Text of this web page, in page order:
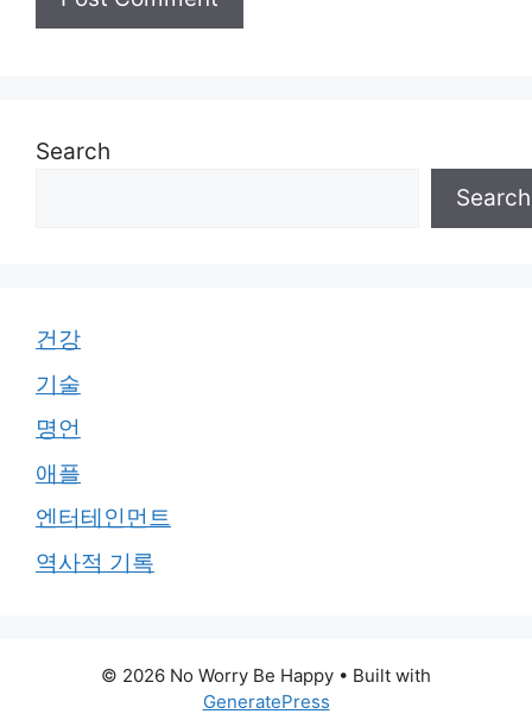
Search
Search
건강
기술
명언
애플
엔터테인먼트
역사적 기록
© 2026 No Worry Be Happy • Built with
GeneratePress